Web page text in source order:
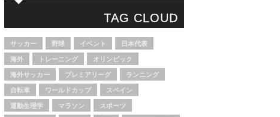
TAG CLOUD
サッカー 野球 イベント 日本代表
海外 トレーニング オリンピック
海外サッカー プレミアリーグ ランニング
自転車 ワールドカップ スペイン
運動生理学 マラソン スポーツ